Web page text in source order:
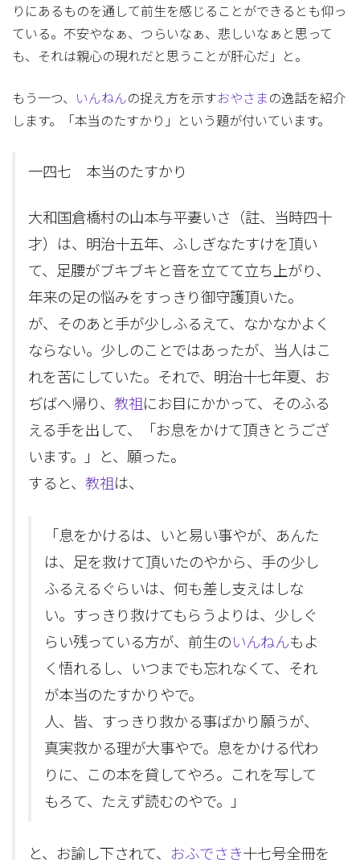
りにあるものを通して前生を感じることができるとも仰っ
ている。不安やなぁ、つらいなぁ、悲しいなぁと思って
も、それは親心の現れだと思うことが肝心だ」と。
もう一つ、 いんねんの捉え方を示すおやさま の逸話を紹介
します。「本当のたすかり」という題が付いています。
一四七 本当のたすかり
大和国倉橋村の山本与平妻いさ（註、当時四十
才）は、明治十五年、ふしぎなたすけを頂い
て、足腰がブキブキと音を立てて立ち上がり、
年来の足の悩みをすっきり御守護頂いた。
が、そのあと手が少しふるえて、なかなかよく
ならない。少しのことではあったが、当人はこ
れを苦にしていた。それで、明治十七年夏、お
ぢばへ帰り、 教祖にお目にかかって、そのふる
える手を出して、「お息をかけて頂きとうござ
います。」と、願った。
すると、 教祖は、
「息をかけるは、いと易い事やが、あんた
は、足を救けて頂いたのやから、手の少し
ふるえるぐらいは、何も差し支えはしな
い。すっきり救けてもらうよりは、少しぐ
らい残っている方が、前生のいんねんもよ
く悟れるし、いつまでも忘れなくて、それ
が本当のたすかりやで。
人、皆、すっきり救かる事ばかり願うが、
真実救かる理が大事やで。息をかける代わ
りに、この本を貸してやろ。これを写して
もろて、たえず読むのやで。」
と、お諭し下されて、 おふでさき十七号全冊を